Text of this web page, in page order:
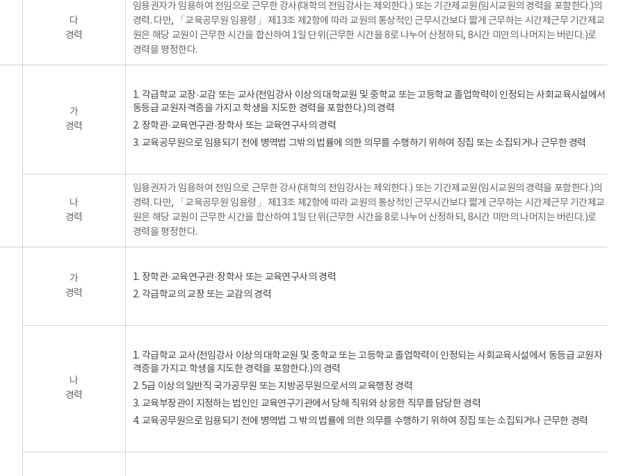
다
경력
임용권자가 임용하여 전임으로 근무한 강사(대학의 전임강사는 제외한다.) 또는 기간제교원(임시교원의 경력을 포함한다.)의
경력. 다만, 「교육공무원 임용령」 제13조 제2항에 따라 교원의 통상적인 근무시간보다 짧게 근무하는 시간제근무 기간제교
원은 해당 교원이 근무한 시간을 합산하여 1일 단위(근무한 시간을 8로 나누어 산정하되, 8시간 미만의 나머지는 버린다.)로
경력을 평정한다.
가
경력
1. 각급학교 교장·교감 또는 교사(전임강사 이상의 대학교원 및 중학교 또는 고등학교 졸업학력이 인정되는 사회교육시설에서
동등급 교원자격증을 가지고 학생을 지도한 경력을 포함한다.)의 경력
2. 장학관·교육연구관·장학사 또는 교육연구사의 경력
3. 교육공무원으로 임용되기 전에 병역법 그밖의 법률에 의한 의무를 수행하기 위하여 징집 또는 소집되거나 근무한 경력
나
경력
임용권자가 임용하여 전임으로 근무한 강사(대학의 전임강사는 제외한다.) 또는 기간제교원(임시교원의 경력을 포함한다.)의
경력. 다만, 「교육공무원 임용령」 제13조 제2항에 따라 교원의 통상적인 근무시간보다 짧게 근무하는 시간제근무 기간제교
원은 해당 교원이 근무한 시간을 합산하여 1일 단위(근무한 시간을 8로 나누어 산정하되, 8시간 미만의 나머지는 버린다.)로
경력을 평정한다.
가
경력
1. 장학관·교육연구관·장학사 또는 교육연구사의 경력
2. 각급학교의 교장 또는 교감의 경력
나
경력
1. 각급학교 교사(전임강사 이상의 대학교원 및 중학교 또는 고등학교 졸업학력이 인정되는 사회교육시설에서 동등급 교원자
격증을 가지고 학생을 지도한 경력을 포함한다.)의 경력
2. 5급 이상의 일반직 국가공무원 또는 지방공무원으로서의 교육행정 경력
3. 교육부장관이 지정하는 법인인 교육연구기관에서 당해 직위와 상응한 직무를 담당한 경력
4. 교육공무원으로 임용되기 전에 병역법 그 밖의 법률에 의한 의무를 수행하기 위하여 징집 또는 소집되거나 근무한 경력